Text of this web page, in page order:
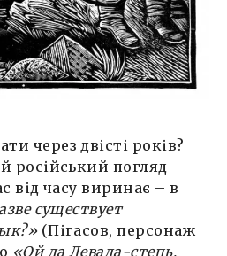
через двісті років?
російський погляд
від часу виринає – в
существует
(Пігасов, персонаж
«Ой да Левада-степь,